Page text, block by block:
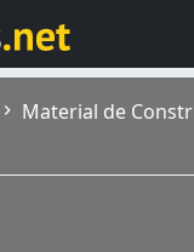
Material de